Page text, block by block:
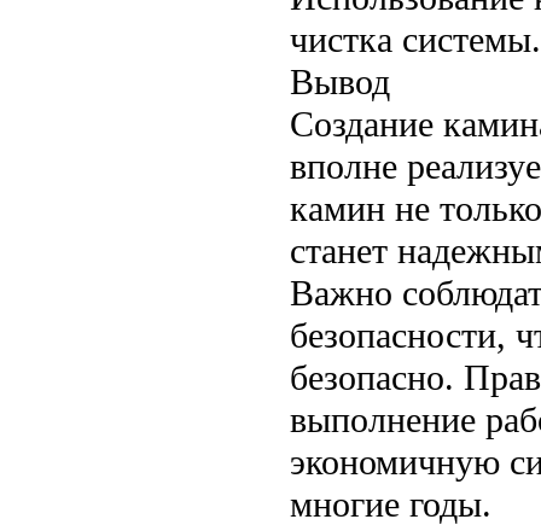
чистка системы.
Вывод
Создание
вполне
камин не
станет
Важно
безопасности,
безопасно.
выполнение
экономичную
многие годы.